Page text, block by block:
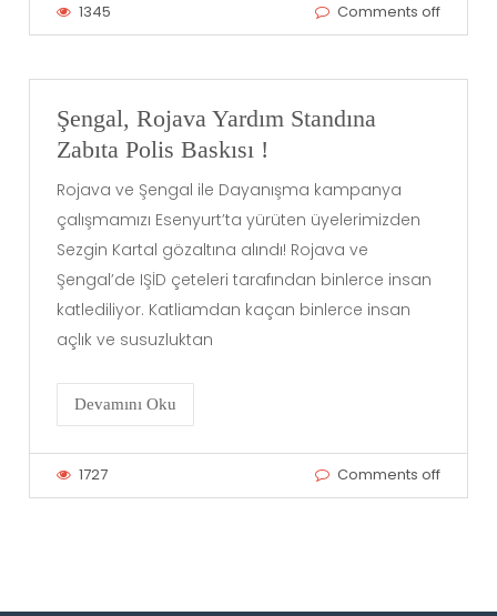
1345 Comments off
Şengal, Rojava Yardım Standına
Zabıta Polis Baskısı !
Rojava ve Şengal ile Dayanışma kampanya
çalışmamızı Esenyurt’ta yürüten üyelerimizden
Sezgin Kartal gözaltına alındı! Rojava ve
Şengal’de IŞİD çeteleri tarafından binlerce insan
katlediliyor. Katliamdan kaçan binlerce insan
açlık ve susuzluktan
Devamını Oku
1727 Comments off